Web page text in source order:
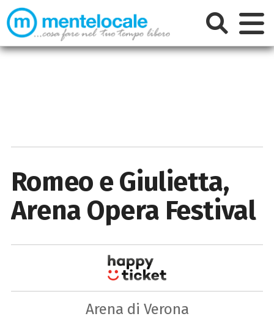
Romeo e Giulietta,
Arena Opera Festival
Arena di Verona